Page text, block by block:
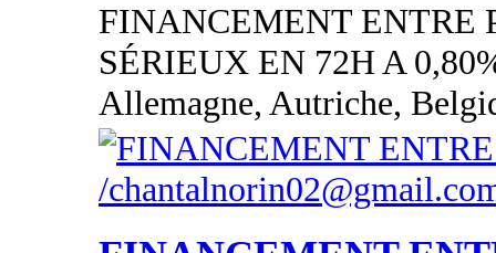
FINANCEMENT ENTRE
SÉRIEUX EN 72H A
Allemagne, Autriche,